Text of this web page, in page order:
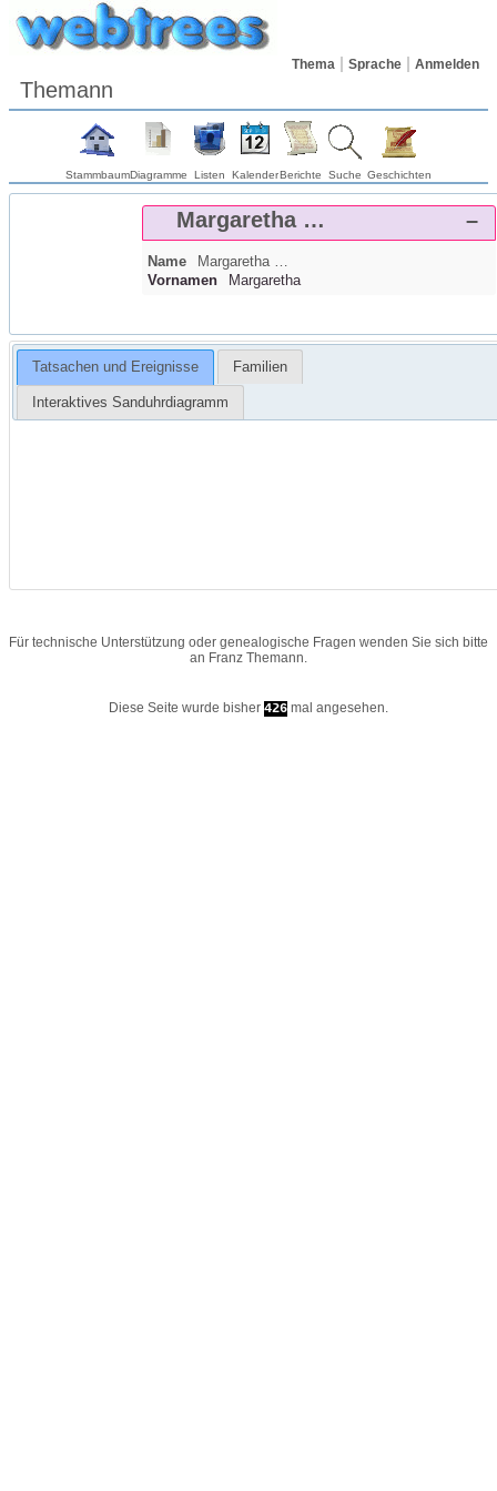
Thema Sprache Anmelden
Themann
StammbaumDiagramme Listen KalenderBerichte Suche Geschichten
Margaretha … –
Name Margaretha …
Vornamen
Margaretha
Tatsachen und Ereignisse Familien
Interaktives Sanduhrdiagramm
Für technische Unterstützung oder genealogische Fragen wenden Sie sich bitte
an Franz Themann.
Diese Seite wurde bisher 426 mal angesehen.